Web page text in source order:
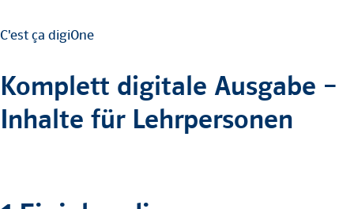
C'est ça digiOne
Komplett digitale Ausgabe –
Inhalte für Lehrpersonen